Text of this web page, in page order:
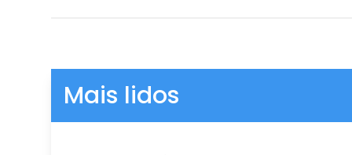
Mais lidos